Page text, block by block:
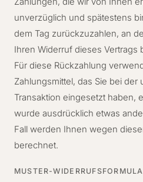
unverzüglich und spätestens
dem Tag zurückzuzahlen, an
Ihren Widerruf dieses
Für diese Rückzahlung
Zahlungsmittel, das Sie bei der
Transaktion eingesetzt haben,
wurde ausdrücklich etwas
Fall werden Ihnen wegen
berechnet.
MUSTER-